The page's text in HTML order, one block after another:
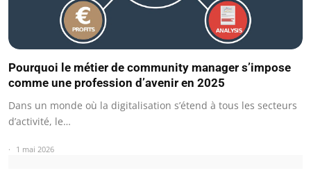
Pourquoi le métier de community manager s’impose
comme une profession d’avenir en 2025
Dans un monde où la digitalisation s’étend à tous les secteurs
d’activité, le…
1 mai 2026